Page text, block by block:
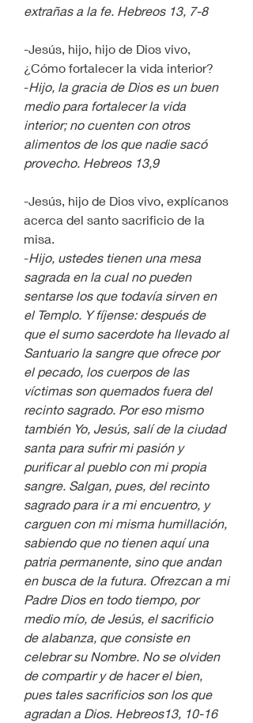
extrañas a la fe. Hebreos 13, 7-8
-Jesús, hijo, hijo de Dios vivo,
¿Cómo fortalecer la vida interior?
-Hijo, la gracia de Dios es un buen
medio para fortalecer la vida
interior; no cuenten con otros
alimentos de los que nadie sacó
provecho. Hebreos 13,9
-Jesús, hijo de Dios vivo, explícanos
acerca del santo sacrificio de la
misa.
-Hijo, ustedes tienen una mesa
sagrada en la cual no pueden
sentarse los que todavía sirven en
el Templo. Y fíjense: después de
que el sumo sacerdote ha llevado al
Santuario la sangre que ofrece por
el pecado, los cuerpos de las
víctimas son quemados fuera del
recinto sagrado. Por eso mismo
también Yo, Jesús, salí de la ciudad
santa para sufrir mi pasión y
purificar al pueblo con mi propia
sangre. Salgan, pues, del recinto
sagrado para ir a mi encuentro, y
carguen con mi misma humillación,
sabiendo que no tienen aquí una
patria permanente, sino que andan
en busca de la futura. Ofrezcan a mi
Padre Dios en todo tiempo, por
medio mío, de Jesús, el sacrificio
de alabanza, que consiste en
celebrar su Nombre. No se olviden
de compartir y de hacer el bien,
pues tales sacrificios son los que
agradan a Dios. Hebreos13, 10-16